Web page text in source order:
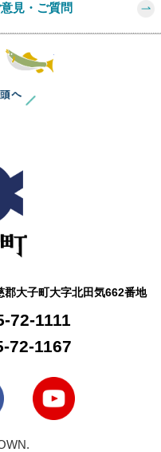
見・ご質問
大子町大字北田気662番地
72-1111
72-1167
大子町Facebook